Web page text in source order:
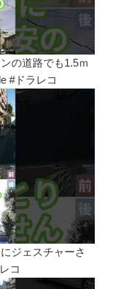
の道路でも1.5ｍ
#ドラレコ
ジェスチャーさ
コ